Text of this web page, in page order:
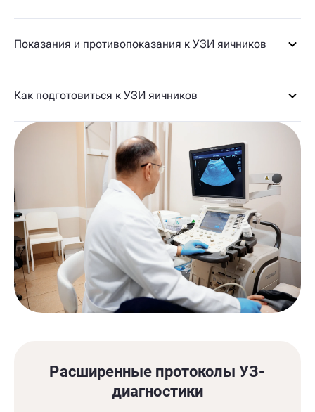
Показания и противопоказания к УЗИ яичников
Как подготовиться к УЗИ яичников
Расширенные протоколы УЗ-
диагностики